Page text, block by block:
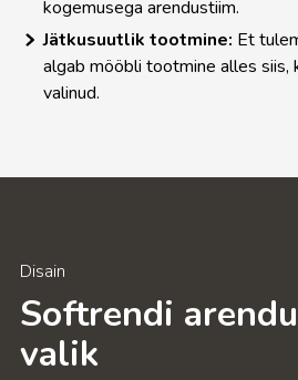
kogemusega arendustiim.
Jätkusuutlik tootmine: Et
algab mööbli tootmine alles siis,
valinud.
Disain
Softrendi
valik